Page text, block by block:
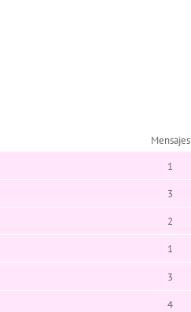
Mensajes
1
3
2
1
3
4